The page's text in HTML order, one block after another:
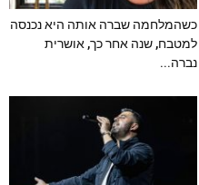
כשהמלחמה שברה אותה היא נכנסה
למטבח, שנה אחר כך, אושרית
נברה...